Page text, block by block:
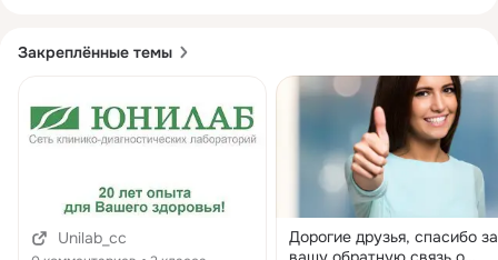
Закреплённые темы
Unilab_cc
Дорогие друзья, спасибо за